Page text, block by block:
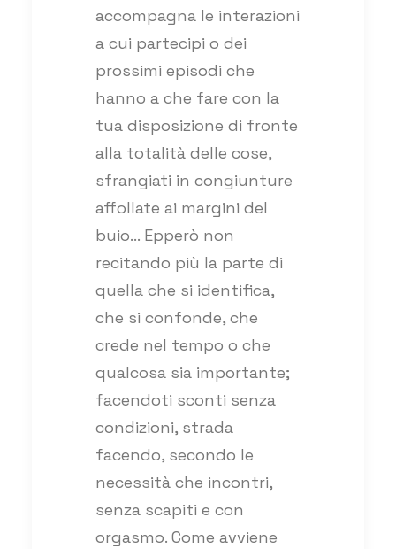
accompagna le interazioni
a cui partecipi o dei
prossimi episodi che
hanno a che fare con la
tua disposizione di fronte
alla totalità delle cose,
sfrangiati in congiunture
affollate ai margini del
buio… Epperò non
recitando più la parte di
quella che si identifica,
che si confonde, che
crede nel tempo o che
qualcosa sia importante;
facendoti sconti senza
condizioni, strada
facendo, secondo le
necessità che incontri,
senza scapiti e con
orgasmo. Come avviene